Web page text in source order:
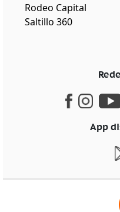
Rodeo Capital
Saltillo 360
App